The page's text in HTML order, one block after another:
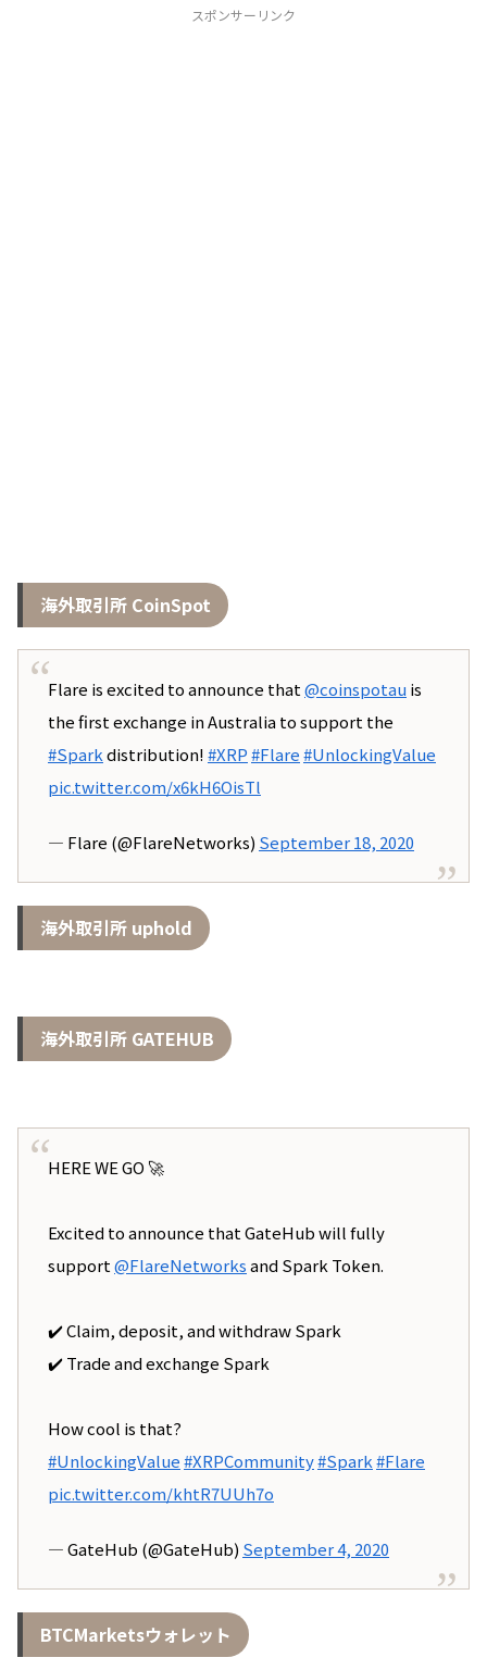
スポンサーリンク
海外取引所 CoinSpot
Flare is excited to announce that@coinspotau is
the first exchange in Australia to support the
#Sparkdistribution!#XRP#Flare#UnlockingValue
pic.twitter.com/x6kH6OisTl
— Flare (@FlareNetworks) September 18, 2020
海外取引所 uphold
海外取引所 GATEHUB
HERE WE GO 🚀
Excited to announce that GateHub will fully
support@FlareNetworksand Spark Token.
✔️ Claim, deposit, and withdraw Spark
✔️ Trade and exchange Spark
How cool is that?
#UnlockingValue#XRPCommunity#Spark#Flare
pic.twitter.com/khtR7UUh7o
— GateHub (@GateHub) September 4, 2020
BTCMarketsウォレット